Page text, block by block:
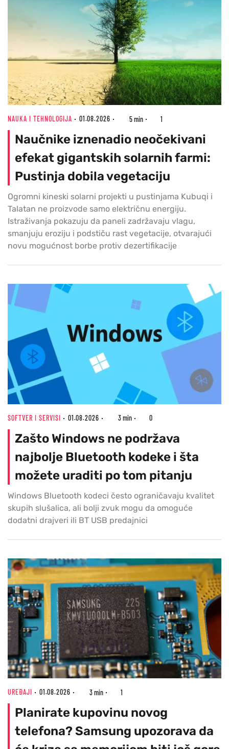
NAUKA I TEHNOLOGIJA 01.08.2026 5 min 1
Naučnike iznenadio neočekivani
efekat gigantskih solarnih farmi:
Pustinja dobila vegetaciju
Ogromni kineski solarni projekti u pustinjama Kubuqi i
Talatan ne proizvode samo električnu energiju.
Istraživanja pokazuju da paneli zadržavaju vlagu,
smanjuju eroziju i podstiču rast vegetacije, otvarajući
novu mogućnost borbe protiv dezertifikacije
SOFTVER I SERVISI 01.08.2026 3 min 0
Zašto Windows ne podržava
najbolje Bluetooth kodeke i šta
možete uraditi po tom pitanju
Windows Bluetooth kodeci često ograničavaju kvalitet
skupih slušalica, ali bolji zvuk mogu da omoguće
dodatni drajveri ili BT USB predajnici
UREĐAJI 01.08.2026 3 min 1
Planirate kupovinu novog
telefona? Samsung upozorava da